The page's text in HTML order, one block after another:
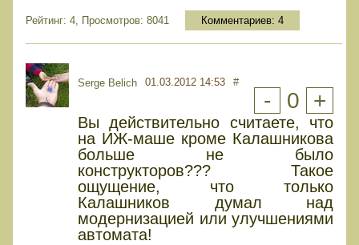
Рейтинг: 4, Просмотров: 8041 Комментариев: 4
Serge Belich 01.03.2012 14:53 #
- 0 +
Вы действительно считаете, что
на ИЖ-маше кроме Калашникова
больше не было
конструкторов??? Такое
ощущение, что только
Калашников думал над
модернизацией или улучшениями
автомата!